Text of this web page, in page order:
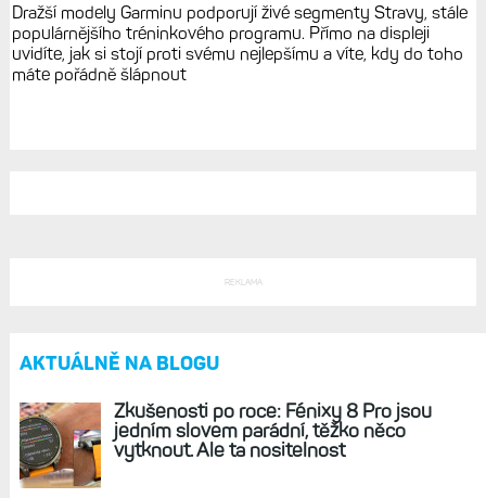
Dražší modely Garminu podporují živé segmenty Stravy, stále
populárnějšího tréninkového programu. Přímo na displeji
uvidíte, jak si stojí proti svému nejlepšímu a víte, kdy do toho
máte pořádně šlápnout
REKLAMA
AKTUÁLNĚ NA BLOGU
Zkušenosti po roce: Fénixy 8 Pro jsou
jedním slovem parádní, těžko něco
vytknout. Ale ta nositelnost